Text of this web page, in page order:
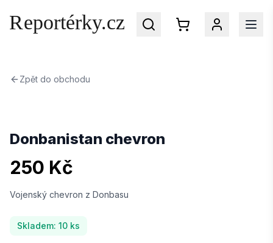
EMAIL
Zpět do obchodu
Donbanistan chevron
250 Kč
Vojenský chevron z Donbasu
Skladem: 10 ks